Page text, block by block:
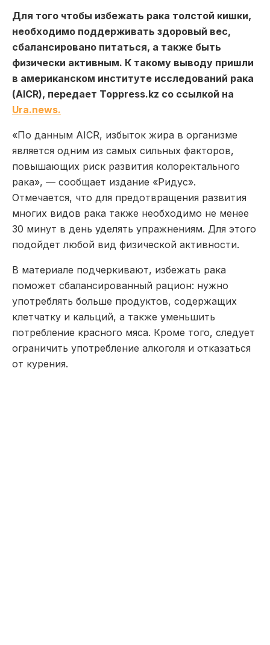
Для того чтобы избежать рака толстой кишки,
необходимо поддерживать здоровый вес,
сбалансировано питаться, а также быть
физически активным. К такому выводу пришли
в американском институте исследований рака
(AICR), передает Toppress.kz со ссылкой на
Ura.news.
«По данным AICR, избыток жира в организме
является одним из самых сильных факторов,
повышающих риск развития колоректального
рака», — сообщает издание «Ридус».
Отмечается, что для предотвращения развития
многих видов рака также необходимо не менее
30 минут в день уделять упражнениям. Для этого
подойдет любой вид физической активности.
В материале подчеркивают, избежать рака
поможет сбалансированный рацион: нужно
употреблять больше продуктов, содержащих
клетчатку и кальций, а также уменьшить
потребление красного мяса. Кроме того, следует
ограничить употребление алкоголя и отказаться
от курения.